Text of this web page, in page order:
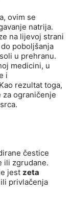
ovim se
natrija.
na lijevoj strani
poboljšanja
u prehranu.
medicini, u
i
rezultat toga,
ograničenje
čestice
ili zgrudane.
jest zeta
privlačenja